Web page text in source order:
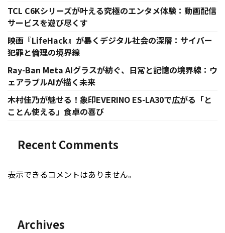
TCL C6Kシリーズが叶える究極のエンタメ体験：動画配信
サービスを遊び尽くす
映画『LifeHack』が暴くデジタル社会の深層：サイバー
犯罪と倫理の境界線
Ray-Ban Meta AIグラスが紡ぐ、日常と記憶の境界線：ウ
ェアラブルAIが描く未来
木村佳乃が魅せる！象印EVERINO ES-LA30で広がる「と
ことん使える」食卓の喜び
Recent Comments
表示できるコメントはありません。
Archives